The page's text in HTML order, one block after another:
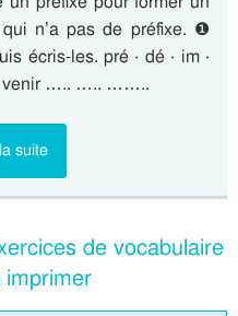
n’a pas de préfixe. ❶
écris-les. pré · dé · im ·
· venir ….. ….. ……..
suite
de vocabulaire
imprimer